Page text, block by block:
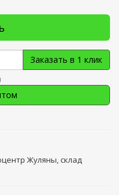
Заказать в 1 клик
Жуляны, склад